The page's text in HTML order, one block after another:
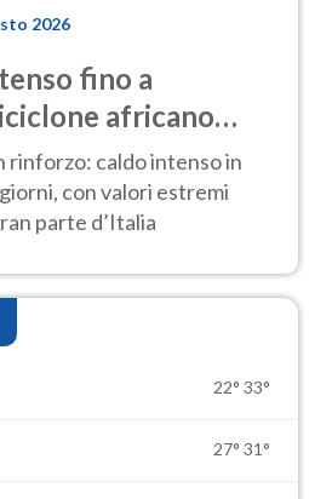
2026
fino a
africano
caldo intenso in
con valori estremi
parte d’Italia
22° 33°
27° 31°